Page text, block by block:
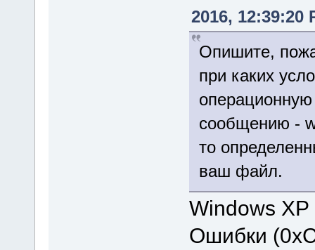
2016, 12:39:20
Опишите,
при каких
сообщению -
то
ваш файл.
Windows XP
Ошибки